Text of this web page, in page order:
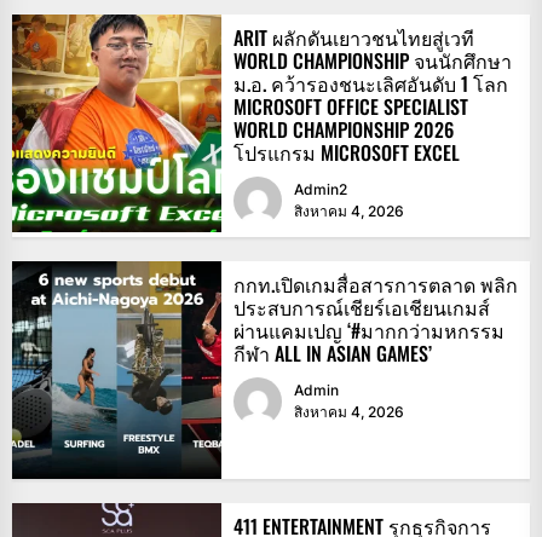
ARIT ผลักดันเยาวชนไทยสู่เวที
WORLD CHAMPIONSHIP จนนักศึกษา
ม.อ. คว้ารองชนะเลิศอันดับ 1 โลก
MICROSOFT OFFICE SPECIALIST
WORLD CHAMPIONSHIP 2026
โปรแกรม MICROSOFT EXCEL
Admin2
สิงหาคม 4, 2026
กกท.เปิดเกมสื่อสารการตลาด พลิก
ประสบการณ์เชียร์เอเชียนเกมส์
ผ่านแคมเปญ ‘#มากกว่ามหกรรม
กีฬา ALL IN ASIAN GAMES’
Admin
สิงหาคม 4, 2026
411 ENTERTAINMENT รุกธุรกิจการ